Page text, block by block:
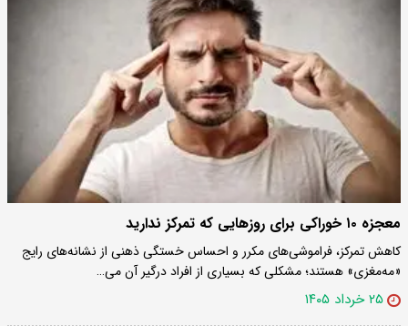
معجزه ۱۰ خوراکی برای روزهایی که تمرکز ندارید
کاهش تمرکز، فراموشی‌های مکرر و احساس خستگی ذهنی از نشانه‌های رایج
«مه‌مغزی» هستند؛ مشکلی که بسیاری از افراد درگیر آن می…
۲۵ خرداد ۱۴۰۵